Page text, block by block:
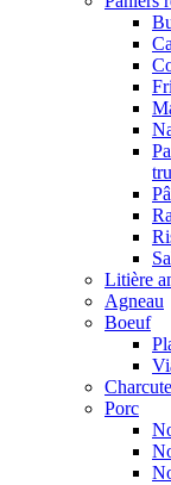
Litière
Agneau
Boeuf
Porc